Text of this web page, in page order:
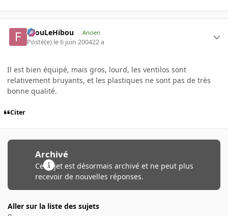
FilouLeHibou Ancien
Posté(e) le 6 juin 200422 a
Il est bien équipé, mais gros, lourd, les ventilos sont
relativement bruyants, et les plastiques ne sont pas de très
bonne qualité.
Citer
Archivé
Ce sujet est désormais archivé et ne peut plus
recevoir de nouvelles réponses.
Aller sur la liste des sujets